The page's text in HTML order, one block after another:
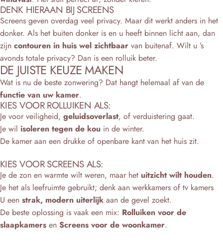
DENK HIERAAN BIJ SCREENS
Screens geven overdag veel privacy. Maar dit werkt anders in het
donker. Als het buiten donker is en u heeft binnen licht aan, dan
zijn contouren in huis wel zichtbaar van buitenaf. Wilt u ’s
avonds totale privacy? Dan is een rolluik beter.
DE JUISTE KEUZE MAKEN
Wat is nu de beste zonwering? Dat hangt helemaal af van de
functie van uw kamer.
KIES VOOR ROLLUIKEN ALS:
Je voor veiligheid, geluidsoverlast, of verduistering gaat.
Je wil isoleren tegen de kou in de winter.
De kamer aan een drukke of openbare kant van het huis zit.
KIES VOOR SCREENS ALS:
Je de zon en warmte wilt weren, maar het uitzicht wilt houden.
Je het als leefruimte gebruikt; denk aan werkkamers of tv kamers
U een strak, modern uiterlijk aan de gevel zoekt.
De beste oplossing is vaak een mix: Rolluiken voor de
slaapkamers en Screens voor de woonkamer.